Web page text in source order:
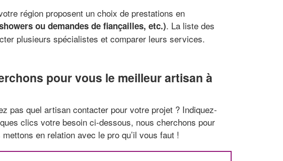
région proposent un choix de prestations en
ou demandes de fiançailles, etc.). La liste des
plusieurs spécialistes et comparer leurs services.
pour vous le meilleur artisan à
pas quel artisan contacter pour votre projet ? Indiquez-
clics votre besoin ci-dessous, nous cherchons pour
en relation avec le pro qu’il vous faut !